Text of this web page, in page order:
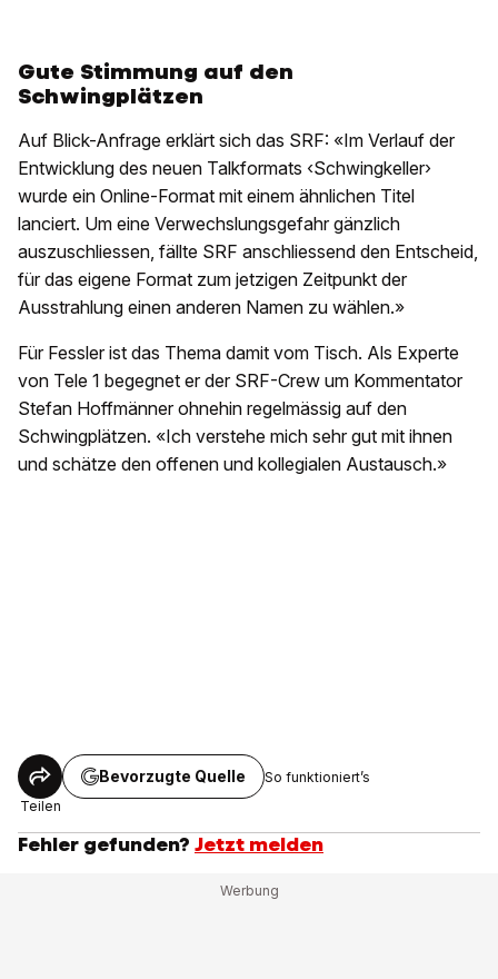
Gute Stimmung auf den
Schwingplätzen
Auf Blick-Anfrage erklärt sich das SRF: «Im Verlauf der
Entwicklung des neuen Talkformats ‹Schwingkeller›
wurde ein Online-Format mit einem ähnlichen Titel
lanciert. Um eine Verwechslungsgefahr gänzlich
auszuschliessen, fällte SRF anschliessend den Entscheid,
für das eigene Format zum jetzigen Zeitpunkt der
Ausstrahlung einen anderen Namen zu wählen.»
Für Fessler ist das Thema damit vom Tisch. Als Experte
von Tele 1 begegnet er der SRF-Crew um Kommentator
Stefan Hoffmänner ohnehin regelmässig auf den
Schwingplätzen. «Ich verstehe mich sehr gut mit ihnen
und schätze den offenen und kollegialen Austausch.»
Teilen
Bevorzugte Quelle So funktioniert’s
Fehler gefunden? Jetzt melden